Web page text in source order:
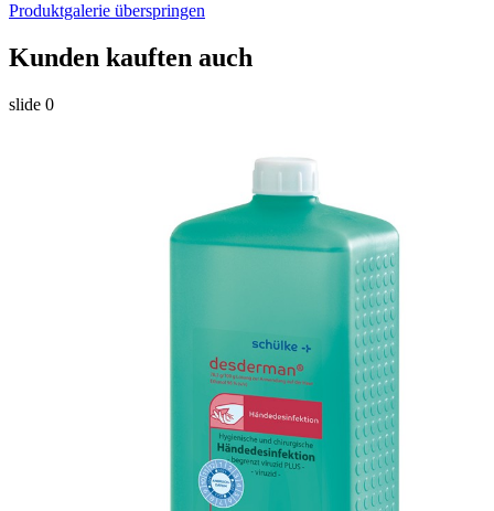
Produktgalerie überspringen
Kunden kauften auch
slide 0